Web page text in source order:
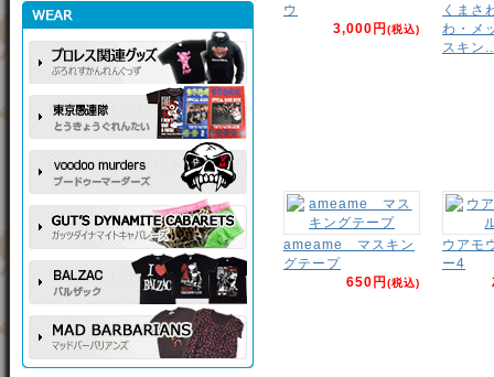
ウ
3,000円(税込)
くまさ
わ・メ
スキン
ameame マスキン
グテープ
650円(税込)
ウアモ
ー4